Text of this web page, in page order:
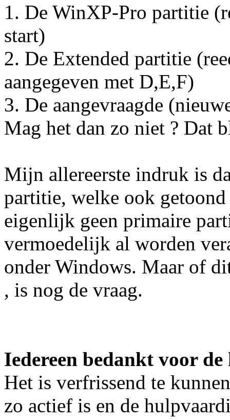
1. De WinXP-Pro partitie
start)
2. De Extended partitie
aangegeven met D,E,F)
3. De aangevraagde
Mag het dan zo niet ? Dat
Mijn allereerste indruk is
partitie, welke ook
eigenlijk geen primaire
vermoedelijk al worden
onder Windows. Maar of
, is nog de vraag.
Iedereen bedankt voor
Het is verfrissend te
zo actief is en de